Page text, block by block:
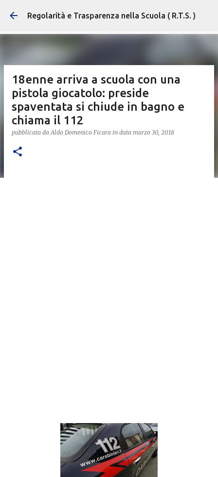
Passa ai contenuti
Regolarità e Trasparenza nella Scuola ( R.T.S. )
18enne arriva a scuola con una
pistola giocatolo: preside
spaventata si chiude in bagno e
chiama il 112
pubblicato daAldo Domenico Ficara in data marzo 30, 2018